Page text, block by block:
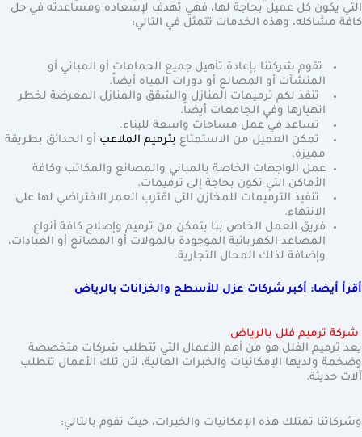
التي يكون كل عميل بحاجة لها، فهي تهدف لإسعاده ومساعدته في حل
كافة مشاكله، وهذه الخدمات تتمثل في التالي:
تقوم شركتنا بإعادة تأهيل جميع الحمامات أو المباني أو
المنشآت أو المصانع أو دورات المياه أيضاً.
تنفذ لكم ترميمات المنازل والشقق والمنازل المعرضة لخطر
انهيارها وفي الجامعات أيضاً.
تساعد في عمل مساحات واسعة للبناء.
تمكن العميل من الاستمتاع بترميم الملاعب أو الحدائق بطريقة
مميزة.
عمل الواجهات الخاصة بالمباني والمصانع والمكاتب وكافة
الأماكن التي تكون بحاجة إلى ترميمات.
تنفيذ الترميمات للمخازن التي اقترب العمر الافتراضي لها على
الانتهاء.
فريق العمل الخاص بنا يتمكن من ترميم وإصلاح كافة أنواع
المصاعد الكهربائية الموجودة بالمولات أو المصانع أو العيادات،
وإضافة لذلك المحال التجارية.
أقرأ أيضا: أكبر شركات عزل للأسطح والخزانات بالرياض
شركة ترميم فلل بالرياض
يعد ترميم الفلل هو من أهم الأعمال التي تتطلب شركات متخصصة
وضخمة ولديها الإمكانيات والخبرات العالية، لأن تلك الأعمال تتطلب
آلات حديثة.
وشركاتنا تمتلك هذه الإمكانيات والخبرات، حيث تقوم بالتالي: